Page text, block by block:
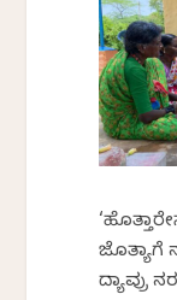
ಜೊತ್ಯಾಗೆ
ದ್ಯಾವ್ರು